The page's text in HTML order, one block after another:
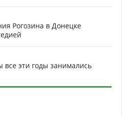
Рогозина в Донецке
эти годы занимались